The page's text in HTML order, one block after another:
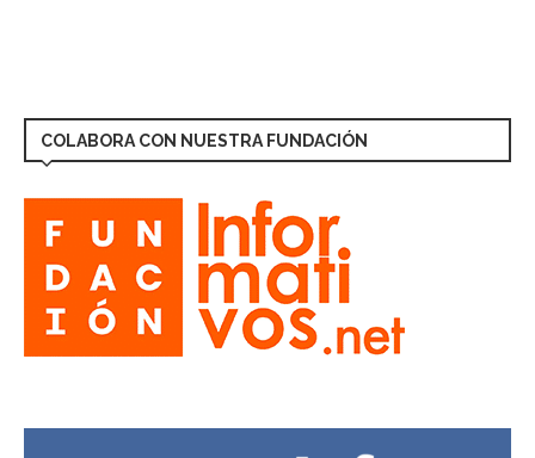
COLABORA CON NUESTRA FUNDACIÓN